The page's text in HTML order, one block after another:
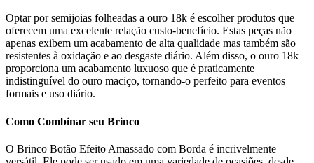
Optar por semijoias folheadas a ouro 18k é escolher produtos que
oferecem uma excelente relação custo-benefício. Estas peças não
apenas exibem um acabamento de alta qualidade mas também são
resistentes à oxidação e ao desgaste diário. Além disso, o ouro 18k
proporciona um acabamento luxuoso que é praticamente
indistinguível do ouro maciço, tornando-o perfeito para eventos
formais e uso diário.
Como Combinar seu Brinco
O Brinco Botão Efeito Amassado com Borda é incrivelmente